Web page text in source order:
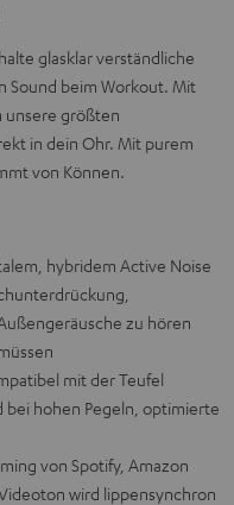
glasklar verständliche
Sound beim Workout. Mit
unsere größten
in dein Ohr. Mit purem
von Können.
hybridem Active Noise
zu hören
mit der Teufel
hohen Pegeln, optimierte
von Spotify, Amazon
wird lippensynchron